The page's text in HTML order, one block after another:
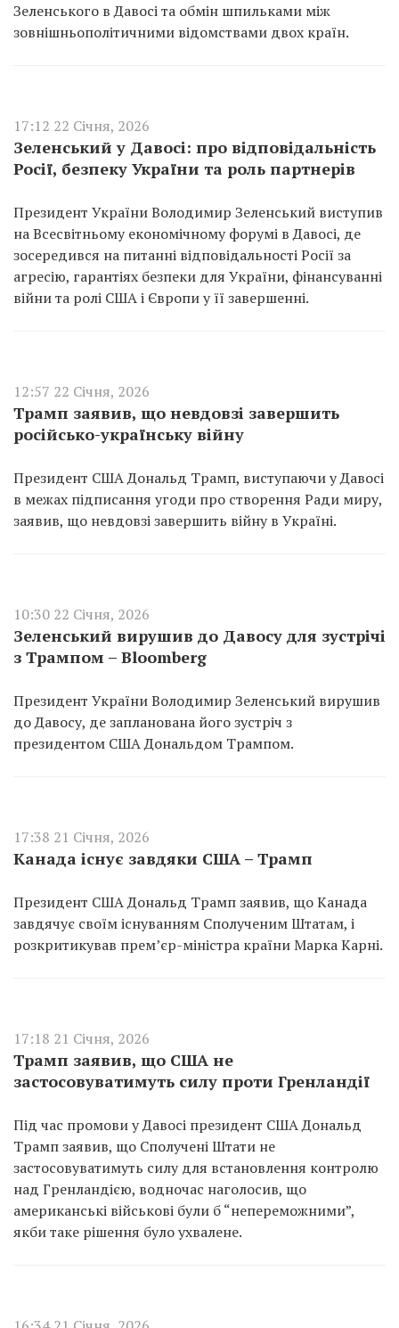
Зеленського в Давосі та обмін шпильками між
зовнішньополітичними відомствами двох країн.
17:12 22 Січня, 2026
Зеленський у Давосі: про відповідальність
Росії, безпеку України та роль партнерів
Президент України Володимир Зеленський виступив
на Всесвітньому економічному форумі в Давосі, де
зосередився на питанні відповідальності Росії за
агресію, гарантіях безпеки для України, фінансуванні
війни та ролі США і Європи у її завершенні.
12:57 22 Січня, 2026
Трамп заявив, що невдовзі завершить
російсько-українську війну
Президент США Дональд Трамп, виступаючи у Давосі
в межах підписання угоди про створення Ради миру,
заявив, що невдовзі завершить війну в Україні.
10:30 22 Січня, 2026
Зеленський вирушив до Давосу для зустрічі
з Трампом – Bloomberg
Президент України Володимир Зеленський вирушив
до Давосу, де запланована його зустріч з
президентом США Дональдом Трампом.
17:38 21 Січня, 2026
Канада існує завдяки США – Трамп
Президент США Дональд Трамп заявив, що Канада
завдячує своїм існуванням Сполученим Штатам, і
розкритикував прем’єр-міністра країни Марка Карні.
17:18 21 Січня, 2026
Трамп заявив, що США не
застосовуватимуть силу проти Гренландії
Під час промови у Давосі президент США Дональд
Трамп заявив, що Сполучені Штати не
застосовуватимуть силу для встановлення контролю
над Гренландією, водночас наголосив, що
американські військові були б “непереможними”,
якби таке рішення було ухвалене.